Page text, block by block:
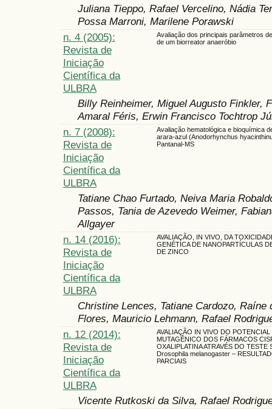
Juliana Tieppo, Rafael Vercelino, Nádia
Possa Marroni, Marilene Porawski
n. 4 (2005):
Revista de
Iniciação
Científica da
ULBRA
Avaliação dos principais parâmetros
de um biorreator anaeróbio
Billy Reinheimer, Miguel Augusto Finkler,
Amaral Féris, Erwin Francisco Tochtrop
n. 7 (2008):
Revista de
Iniciação
Científica da
ULBRA
Avaliação hematológica e bioquímica
arara-azul (Anodorhynchus
Pantanal-MS
Tatiane Chao Furtado, Neiva Maria
Passos, Tania de Azevedo Weimer,
Allgayer
n. 14 (2016):
Revista de
Iniciação
Científica da
ULBRA
AVALIAÇÃO, IN VIVO, DA
GENÉTICA DE NANOPARTÍCULAS
DE ZINCO
Christine Lences, Tatiane Cardozo,
Flores, Mauricio Lehmann, Rafael
n. 12 (2014):
Revista de
Iniciação
Científica da
ULBRA
AVALIAÇÃO IN VIVO DO POTENCIAL
MUTAGÊNICO DOS FÁRMACOS
OXALIPLATINA ATRAVÉS DO TESTE
Drosophila melanogaster –
PARCIAIS
Vicente Rutkoski da Silva, Rafael